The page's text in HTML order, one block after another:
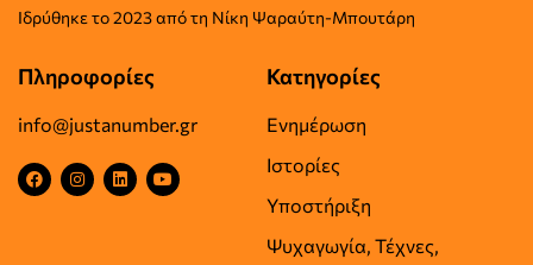
Iδρύθηκε το2023 από τη Νίκη Ψαραύτη-Μπουτάρη
Πληροφορίες
info@justanumber.gr
Κατηγορίες
Ενημέρωση
Ιστορίες
Υποστήριξη
Ψυχαγωγία, Τέχνες,